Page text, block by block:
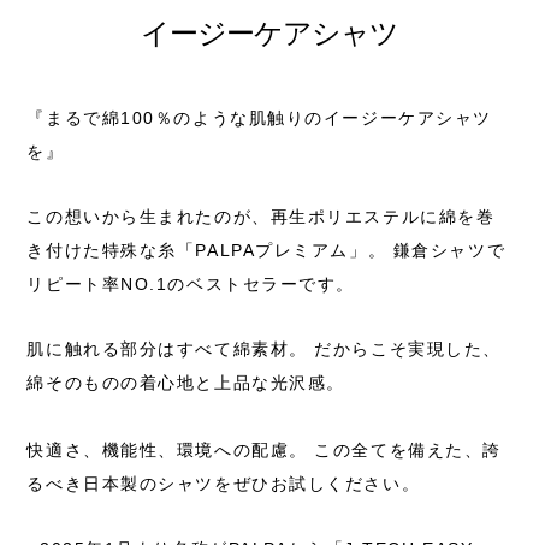
イージーケアシャツ
『まるで綿100％のような肌触りのイージーケアシャツ
を』
この想いから生まれたのが、 再生ポリエステルに綿を巻
き付けた特殊な糸「PALPAプレミアム」。
鎌倉シャツで
リピート率NO.1のベストセラーです。
肌に触れる部分はすべて綿素材。
だからこそ実現した、
綿そのものの着心地と上品な光沢感。
快適さ、機能性、環境への配慮。
この全てを備えた、誇
るべき日本製のシャツをぜひお試しください。